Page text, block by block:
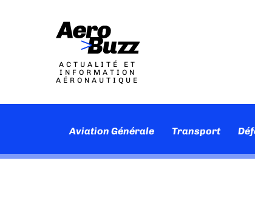
ACTUALITÉ ET
INFORMATION
AÉRONAUTIQUE
Aviation Générale Transport